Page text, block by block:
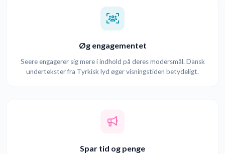
Øg engagementet
Seere engagerer sig mere i indhold på deres modersmål. Dansk
undertekster fra Tyrkisk lyd øger visningstiden betydeligt.
Spar tid og penge